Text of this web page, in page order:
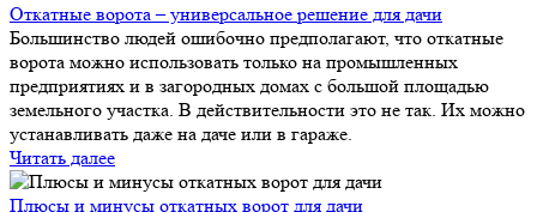
Откатные ворота – универсальное решение для дачи
Большинство людей ошибочно предполагают, что откатные
ворота можно использовать только на промышленных
предприятиях и в загородных домах с большой площадью
земельного участка. В действительности это не так. Их можно
устанавливать даже на даче или в гараже.
Читать далее
Плюсы и минусы откатных ворот для дачи